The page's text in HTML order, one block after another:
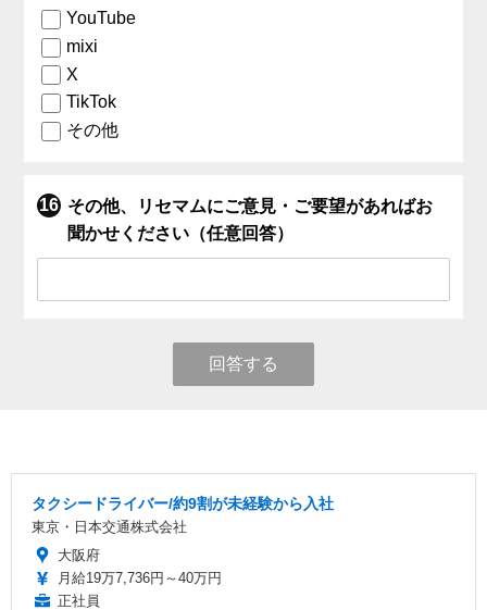
YouTube
mixi
X
TikTok
その他
その他、リセマムにご意見・ご要望があればお
聞かせください（任意回答）
回答する
タクシードライバー/約9割が未経験から入社
東京・日本交通株式会社
大阪府
月給19万7,736円～40万円
正社員